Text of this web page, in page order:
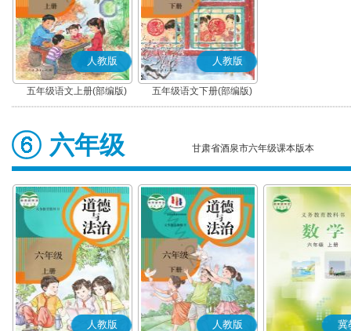
人教版
五年级语文上册(部编版)
人教版
五年级语文下册(部编版)
六年级 甘肃省酒泉市六年级课本版本
人教版 人教版 冀